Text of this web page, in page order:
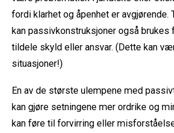
fordi klarhet og åpenhet er avgjørende.
kan passivkonstruksjoner også brukes
tildele skyld eller ansvar. (Dette kan
situasjoner!)
En av de største ulempene med
kan gjøre setningene mer ordrike og
kan føre til forvirring eller